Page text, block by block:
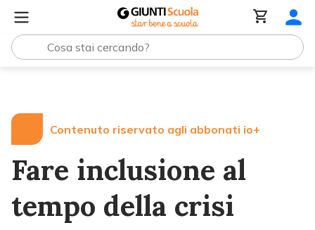
Contenuto riservato agli abbonati io+
Fare inclusione al
tempo della crisi